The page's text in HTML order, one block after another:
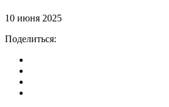
10 июня 2025
Поделиться: